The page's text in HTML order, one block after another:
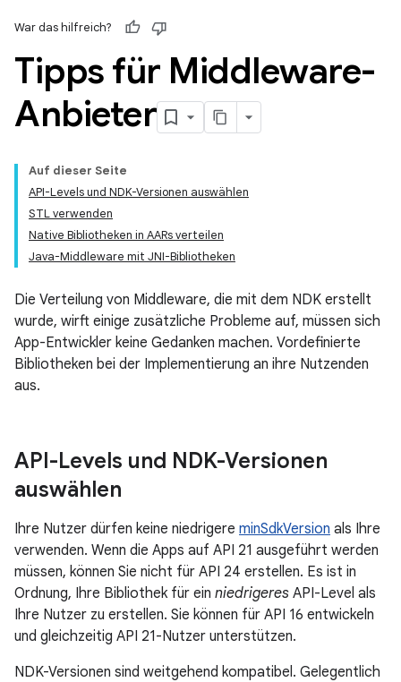
War das hilfreich?
Tipps für Middleware-
Anbieter
Auf dieser Seite
API-Levels und NDK-Versionen auswählen
STL verwenden
Native Bibliotheken in AARs verteilen
Java-Middleware mit JNI-Bibliotheken
Die Verteilung von Middleware, die mit dem NDK erstellt
wurde, wirft einige zusätzliche Probleme auf, müssen sich
App-Entwickler keine Gedanken machen. Vordefinierte
Bibliotheken bei der Implementierung an ihre Nutzenden
aus.
API-Levels und NDK-Versionen
auswählen
Ihre Nutzer dürfen keine niedrigere minSdkVersion als Ihre
verwenden. Wenn die Apps auf API 21 ausgeführt werden
müssen, können Sie nicht für API 24 erstellen. Es ist in
Ordnung, Ihre Bibliothek für ein niedrigeres API-Level als
Ihre Nutzer zu erstellen. Sie können für API 16 entwickeln
und gleichzeitig API 21-Nutzer unterstützen.
NDK-Versionen sind weitgehend kompatibel. Gelegentlich